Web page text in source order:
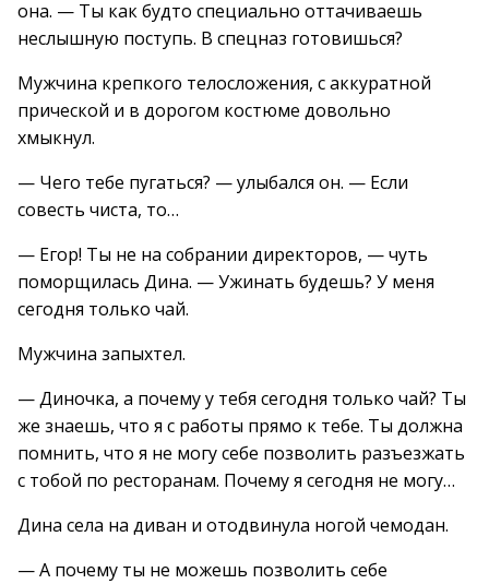
она. — Ты как будто специально оттачиваешь
неслышную поступь. В спецназ готовишься?
Мужчина крепкого телосложения, с аккуратной
прической и в дорогом костюме довольно
хмыкнул.
— Чего тебе пугаться? — улыбался он. — Если
совесть чиста, то…
— Егор! Ты не на собрании директоров, — чуть
поморщилась Дина. — Ужинать будешь? У меня
сегодня только чай.
Мужчина запыхтел.
— Диночка, а почему у тебя сегодня только чай? Ты
же знаешь, что я с работы прямо к тебе. Ты должна
помнить, что я не могу себе позволить разъезжать
с тобой по ресторанам. Почему я сегодня не могу…
Дина села на диван и отодвинула ногой чемодан.
— А почему ты не можешь позволить себе